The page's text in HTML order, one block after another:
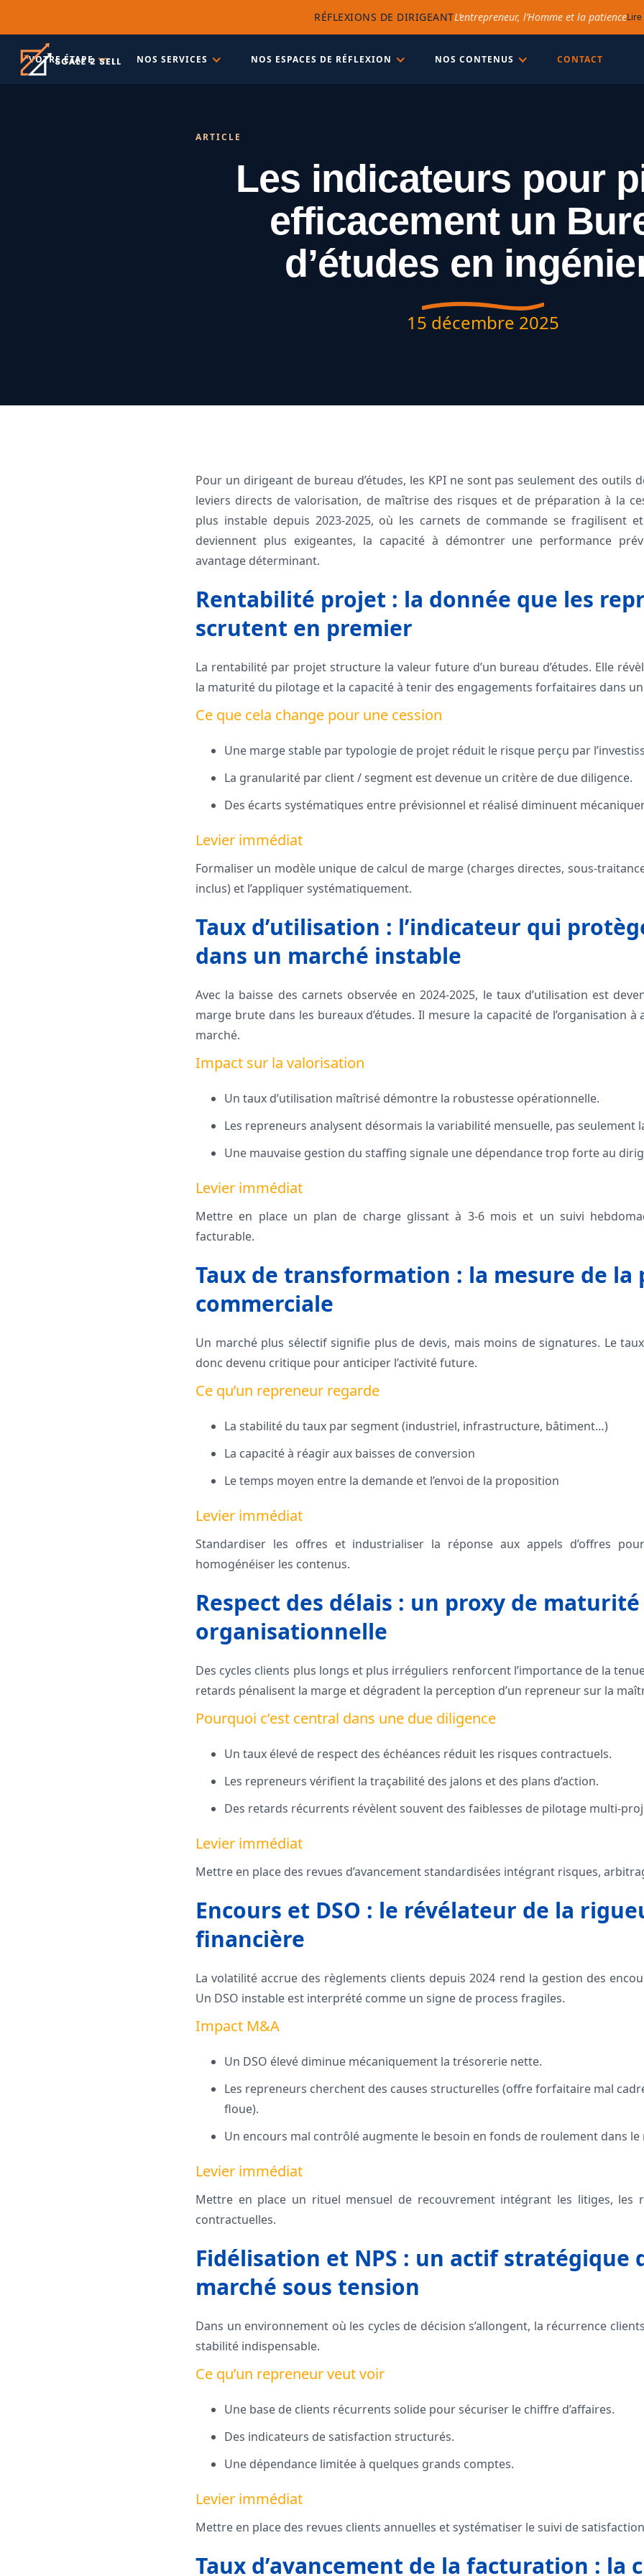
RÉFLEXIONS DE DIRIGEANTL’entrepreneur, l’Homme et la patience
VOTRE ÉTAPE NOS SERVICES NOS ESPACES DE RÉFLEXION NOS CONTENUS CONTACT
ARTICLE
Les indicateurs pour
efficacement un
d’études en
15 décembre 2025
Pour un dirigeant de bureau d’études, les KPI ne sont pas seulement des outils
leviers directs de valorisation, de maîtrise des risques et de préparation à la
plus instable depuis 2023‑2025, où les carnets de commande se fragilisent
deviennent plus exigeantes, la capacité à démontrer une performance
avantage déterminant.
Rentabilité projet : la donnée que les
scrutent en premier
La rentabilité par projet structure la valeur future d’un bureau d’études. Elle
la maturité du pilotage et la capacité à tenir des engagements forfaitaires dans
Ce que cela change pour une cession
Une marge stable par typologie de projet réduit le risque perçu par
La granularité par client / segment est devenue un critère de due diligence.
Des écarts systématiques entre prévisionnel et réalisé diminuent
Levier immédiat
Formaliser un modèle unique de calcul de marge (charges directes,
inclus) et l’appliquer systématiquement.
Taux d’utilisation : l’indicateur qui
dans un marché instable
Avec la baisse des carnets observée en 2024‑2025, le taux d’utilisation est
marge brute dans les bureaux d’études. Il mesure la capacité de l’organisation
marché.
Impact sur la valorisation
Un taux d’utilisation maîtrisé démontre la robustesse opérationnelle.
Les repreneurs analysent désormais la variabilité mensuelle, pas seulement
Une mauvaise gestion du staffing signale une dépendance trop forte au
Levier immédiat
Mettre en place un plan de charge glissant à 3‑6 mois et un suivi
facturable.
Taux de transformation : la mesure de
commerciale
Un marché plus sélectif signifie plus de devis, mais moins de signatures. Le
donc devenu critique pour anticiper l’activité future.
Ce qu’un repreneur regarde
La stabilité du taux par segment (industriel, infrastructure, bâtiment…)
La capacité à réagir aux baisses de conversion
Le temps moyen entre la demande et l’envoi de la proposition
Levier immédiat
Standardiser les offres et industrialiser la réponse aux appels d’offres
homogénéiser les contenus.
Respect des délais : un proxy de maturité
organisationnelle
Des cycles clients plus longs et plus irréguliers renforcent l’importance de la
retards pénalisent la marge et dégradent la perception d’un repreneur sur la
Pourquoi c’est central dans une due diligence
Un taux élevé de respect des échéances réduit les risques contractuels.
Les repreneurs vérifient la traçabilité des jalons et des plans d’action.
Des retards récurrents révèlent souvent des faiblesses de pilotage
Levier immédiat
Mettre en place des revues d’avancement standardisées intégrant risques,
Encours et DSO : le révélateur de la
financière
La volatilité accrue des règlements clients depuis 2024 rend la gestion des
Un DSO instable est interprété comme un signe de process fragiles.
Impact M&A
Un DSO élevé diminue mécaniquement la trésorerie nette.
Les repreneurs cherchent des causes structurelles (offre forfaitaire mal
floue).
Un encours mal contrôlé augmente le besoin en fonds de roulement dans
Levier immédiat
Mettre en place un rituel mensuel de recouvrement intégrant les litiges, les
contractuelles.
Fidélisation et NPS : un actif stratégique
marché sous tension
Dans un environnement où les cycles de décision s’allongent, la récurrence
stabilité indispensable.
Ce qu’un repreneur veut voir
Une base de clients récurrents solide pour sécuriser le chiffre d’affaires.
Des indicateurs de satisfaction structurés.
Une dépendance limitée à quelques grands comptes.
Levier immédiat
Mettre en place des revues clients annuelles et systématiser le suivi de
Taux d’avancement de la facturation : la